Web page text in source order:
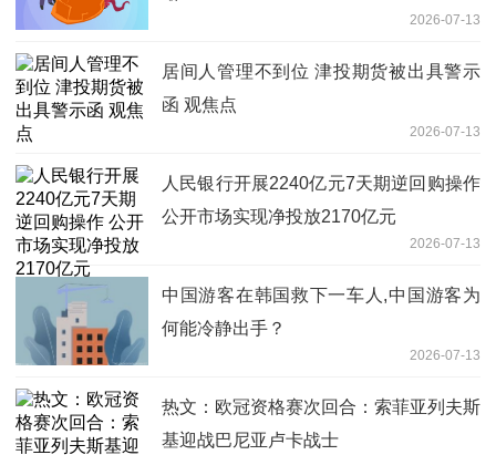
2026-07-13
居间人管理不到位 津投期货被出具警示
函 观焦点
2026-07-13
人民银行开展2240亿元7天期逆回购操作
公开市场实现净投放2170亿元
2026-07-13
中国游客在韩国救下一车人,中国游客为
何能冷静出手？
2026-07-13
热文：欧冠资格赛次回合：索菲亚列夫斯
基迎战巴尼亚卢卡战士